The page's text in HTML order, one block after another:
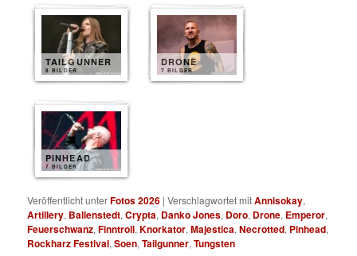
TAILGUNNER
8 BILDER
DRONE
7 BILDER
PINHEAD
7 BILDER
Veröffentlicht unterFotos 2026 |Verschlagwortet mitAnnisokay,
Artillery, Ballenstedt,Crypta, Danko Jones, Doro, Drone, Emperor,
Feuerschwanz,Finntroll,Knorkator,Majestica,Necrotted, Pinhead,
Rockharz Festival,Soen,Tailgunner,Tungsten